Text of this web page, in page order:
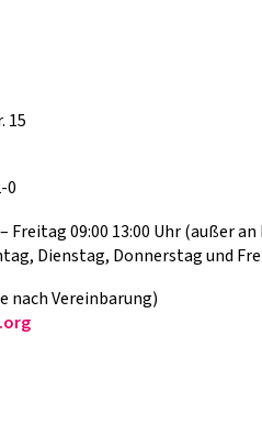
15
0
Freitag 09:00 13:00 Uhr (außer
Dienstag, Donnerstag und
nach Vereinbarung)